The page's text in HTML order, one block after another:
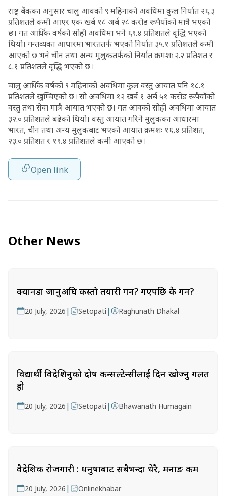
राष्ट्र बैंकका अनुसार चालु आवको ९ महिनाको अवधिमा कुल निर्यात २६.३
प्रतिशतले कमी आएर एक खर्ब १८ अर्ब २८ करोड रूपैयाँको मात्रै भएको
छ। गत आर्थिक वर्षको सोही अवधिमा भने ६९.४ प्रतिशतले वृद्धि भएको
थियो। गन्तव्यका आधारमा भारततर्फ भएको निर्यात ३५.१ प्रतिशतले कमी
आएको छ भने चीन तथा अन्य मुलुकतर्फको निर्यात क्रमशः २.२ प्रतिशत र
८.१ प्रतिशतले वृद्धि भएको छ।
चालु आर्थिक वर्षको ९ महिनाको अवधिमा कुल वस्तु आयात पनि १८.१
प्रतिशतले खुम्चिएको छ। सो अवधिमा १२ खर्ब १ अर्ब ५१ करोड रूपैयाँको
वस्तु तथा सेवा मात्रै आयात भएको छ। गत आवको सोही अवधिमा आयात
३२.० प्रतिशतले बढेको थियो। वस्तु आयात गरिने मुलुकका आधारमा
भारत, चीन तथा अन्य मुलुकबाट भएको आयात क्रमशः १६.४ प्रतिशत,
२३.० प्रतिशत र १९.४ प्रतिशतले कमी आएको छ।
Open link
Other News
क्यानडा जानुअघि कस्तो तयारी गर्ने? गएपछि के गर्ने?
20 July, 2026 | Setopati | Raghunath Dhakal
विद्यार्थी विदेशिनुको दोष कन्सल्टेन्सीलाई दिन खोज्नु गलत
हो
20 July, 2026 | Setopati | Bhawanath Humagain
वैदेशिक रोजगारी : धनुषाबाट सबैभन्दा धेरै, मनाङ कम
20 July, 2026 | Onlinekhabar